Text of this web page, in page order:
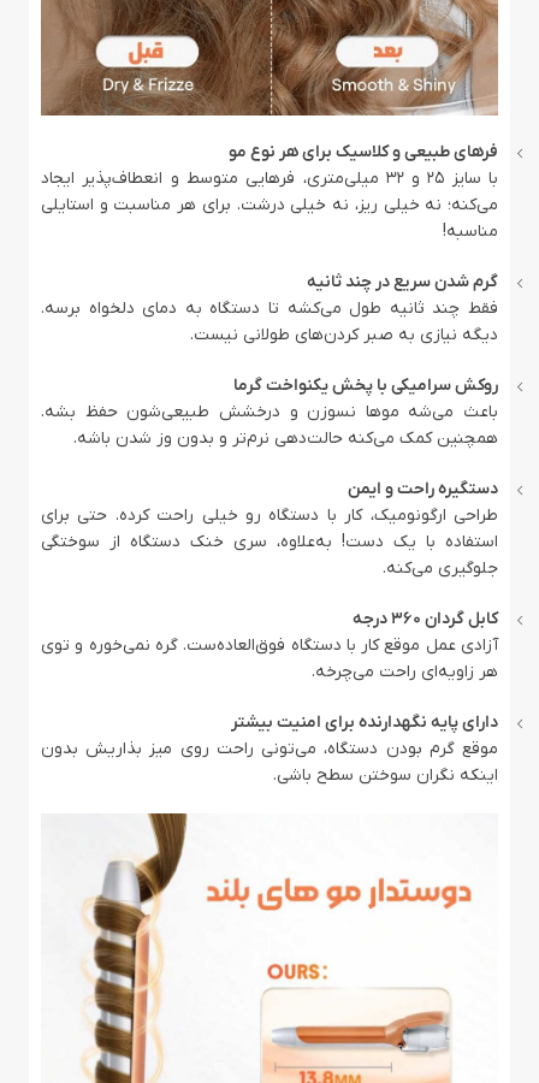
فرهای طبیعی و کلاسیک برای هر نوع مو
با سایز ۲۵ و 32 میلی‌متری، فرهایی متوسط و انعطاف‌پذیر ایجاد
می‌کنه؛ نه خیلی ریز، نه خیلی درشت. برای هر مناسبت و استایلی
مناسبه!
گرم شدن سریع در چند ثانیه
فقط چند ثانیه طول می‌کشه تا دستگاه به دمای دلخواه برسه.
دیگه نیازی به صبر کردن‌های طولانی نیست.
روکش سرامیکی با پخش یکنواخت گرما
باعث می‌شه موها نسوزن و درخشش طبیعی‌شون حفظ بشه.
همچنین کمک می‌کنه حالت‌دهی نرم‌تر و بدون وز شدن باشه.
دستگیره راحت و ایمن
طراحی ارگونومیک، کار با دستگاه رو خیلی راحت کرده. حتی برای
استفاده با یک دست! به‌علاوه، سری خنک دستگاه از سوختگی
جلوگیری می‌کنه.
کابل گردان ۳۶۰ درجه
آزادی عمل موقع کار با دستگاه فوق‌العاده‌ست. گره نمی‌خوره و توی
هر زاویه‌ای راحت می‌چرخه.
دارای پایه نگهدارنده برای امنیت بیشتر
موقع گرم بودن دستگاه، می‌تونی راحت روی میز بذاریش بدون
اینکه نگران سوختن سطح باشی.